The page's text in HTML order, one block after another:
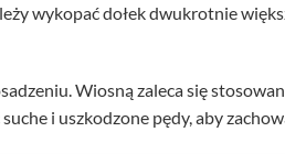
wykopać dołek dwukrotnie
Wiosną zaleca się
i uszkodzone pędy, aby